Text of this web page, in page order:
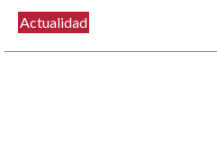
Actualidad